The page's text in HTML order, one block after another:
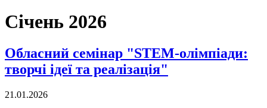
Січень 2026
Обласний семінар "STEM-олімпіади:
творчі ідеї та реалізація"
21.01.2026